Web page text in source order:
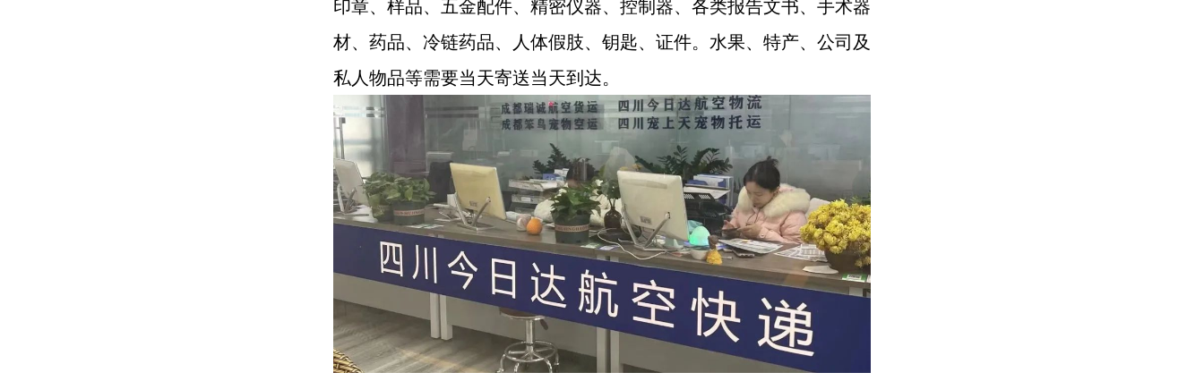
印章、样品、五金配件、精密仪器、控制器、各类报告文书、手术器
材、药品、冷链药品、人体假肢、钥匙、证件。水果、特产、公司及
私人物品等需要当天寄送当天到达。